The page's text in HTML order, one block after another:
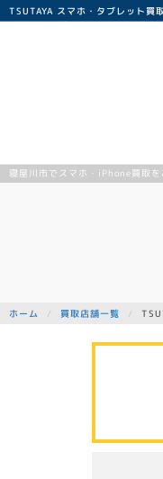
TSUTAYA スマホ・タブレット買
寝屋川市でスマホ・iPhone買取
ホーム 買取店舗一覧